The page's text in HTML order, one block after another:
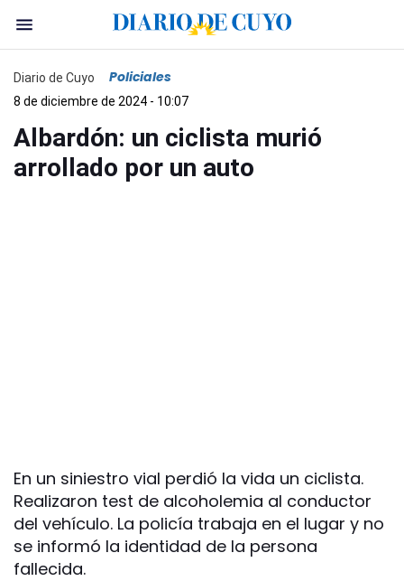
Diario de Cuyo Policiales
8 de diciembre de 2024 - 10:07
Albardón: un ciclista murió
arrollado por un auto
En un siniestro vial perdió la vida un ciclista.
Realizaron test de alcoholemia al conductor
del vehículo. La policía trabaja en el lugar y no
se informó la identidad de la persona
fallecida.